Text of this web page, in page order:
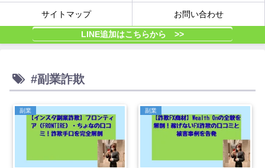
サイトマップ お問い合わせ
LINE追加はこちらから >>
#副業詐欺
副業 副業